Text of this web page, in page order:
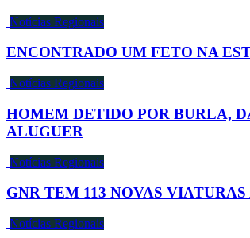
Notícias Regionais
ENCONTRADO UM FETO NA
Notícias Regionais
HOMEM DETIDO POR BURLA,
ALUGUER
Notícias Regionais
GNR TEM 113 NOVAS VIATURAS
Notícias Regionais